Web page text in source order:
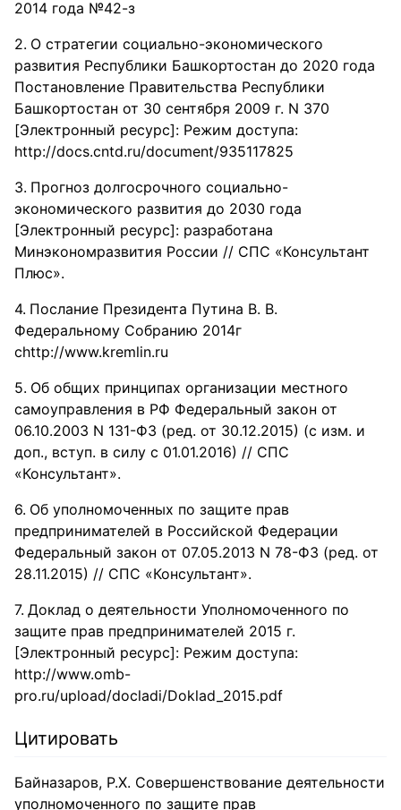
2014 года №42-з
О стратегии социально-экономического
развития Республики Башкортостан до 2020 года
Постановление Правительства Республики
Башкортостан от 30 сентября 2009 г. N 370
[Электронный ресурс]: Режим доступа:
http://docs.cntd.ru/document/935117825
Прогноз долгосрочного социально-
экономического развития до 2030 года
[Электронный ресурс]: разработана
Минэкономразвития России // СПС «Консультант
Плюс».
Послание Президента Путина В. В.
Федеральному Собранию 2014г
сhttp://www.kremlin.ru
Об общих принципах организации местного
самоуправления в РФ Федеральный закон от
06.10.2003 N 131-ФЗ (ред. от 30.12.2015) (с изм. и
доп., вступ. в силу с 01.01.2016) // СПС
«Консультант».
Об уполномоченных по защите прав
предпринимателей в Российской Федерации
Федеральный закон от 07.05.2013 N 78-ФЗ (ред. от
28.11.2015) // СПС «Консультант».
Доклад о деятельности Уполномоченного по
защите прав предпринимателей 2015 г.
[Электронный ресурс]: Режим доступа:
http://www.omb-
pro.ru/upload/docladi/Doklad_2015.pdf
Цитировать
Байназаров, Р.Х. Совершенствование деятельности
уполномоченного по защите прав